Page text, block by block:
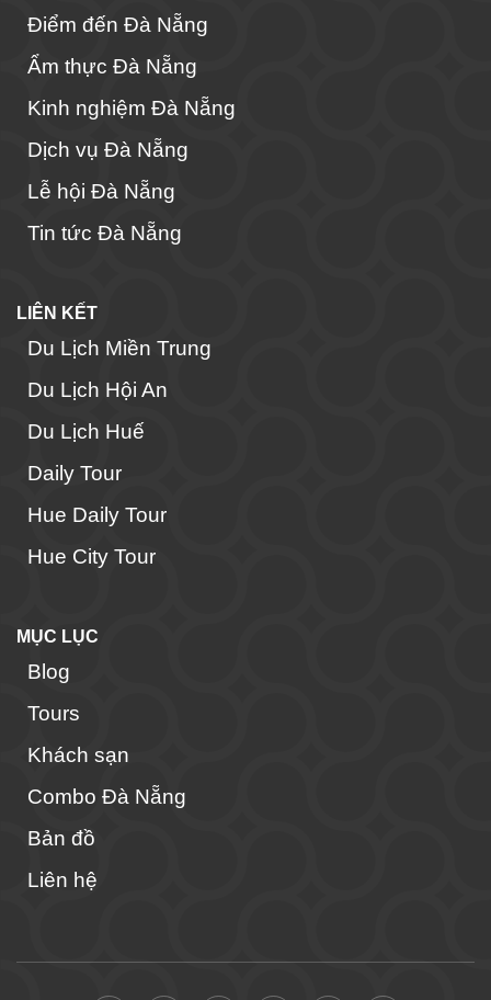
Điểm đến Đà Nẵng
Ẩm thực Đà Nẵng
Kinh nghiệm Đà Nẵng
Dịch vụ Đà Nẵng
Lễ hội Đà Nẵng
Tin tức Đà Nẵng
LIÊN KẾT
Du Lịch Miền Trung
Du Lịch Hội An
Du Lịch Huế
Daily Tour
Hue Daily Tour
Hue City Tour
MỤC LỤC
Blog
Tours
Khách sạn
Combo Đà Nẵng
Bản đồ
Liên hệ